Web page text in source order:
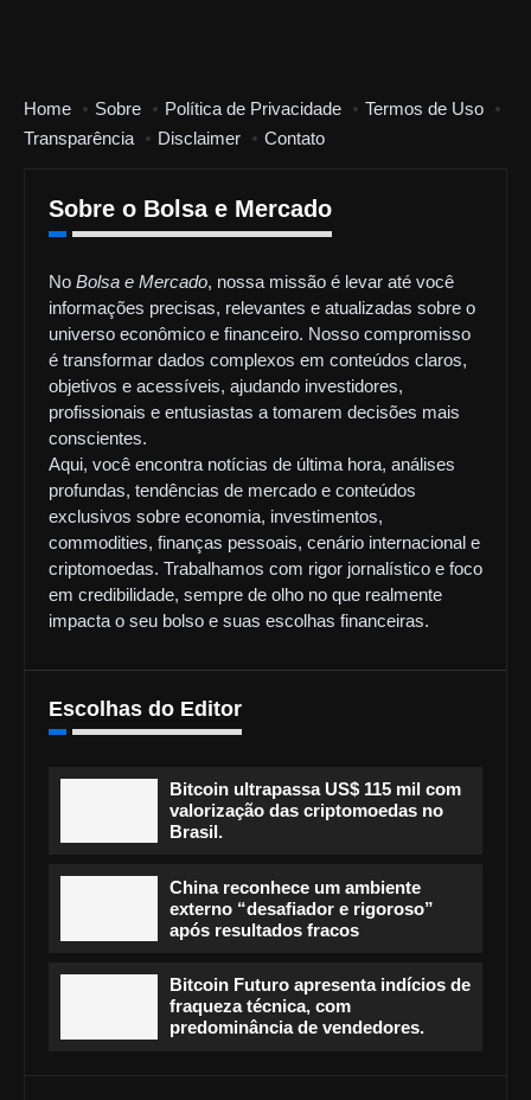
Home Sobre Política de Privacidade
Termos de Uso
Transparência
Disclaimer Contato
Sobre o Bolsa e Mercado
No Bolsa e Mercado, nossa missão é levar até você
informações precisas, relevantes e atualizadas sobre o
universo econômico e financeiro. Nosso compromisso
é transformar dados complexos em conteúdos claros,
objetivos e acessíveis, ajudando investidores,
profissionais e entusiastas a tomarem decisões mais
conscientes.
Aqui, você encontra notícias de última hora, análises
profundas, tendências de mercado e conteúdos
exclusivos sobre economia, investimentos,
commodities, finanças pessoais, cenário internacional e
criptomoedas. Trabalhamos com rigor jornalístico e foco
em credibilidade, sempre de olho no que realmente
impacta o seu bolso e suas escolhas financeiras.
Escolhas do Editor
Bitcoin ultrapassa US$ 115 mil com
valorização das criptomoedas no
Brasil.
China reconhece um ambiente
externo “desafiador e rigoroso”
após resultados fracos
Bitcoin Futuro apresenta indícios de
fraqueza técnica, com
predominância de vendedores.